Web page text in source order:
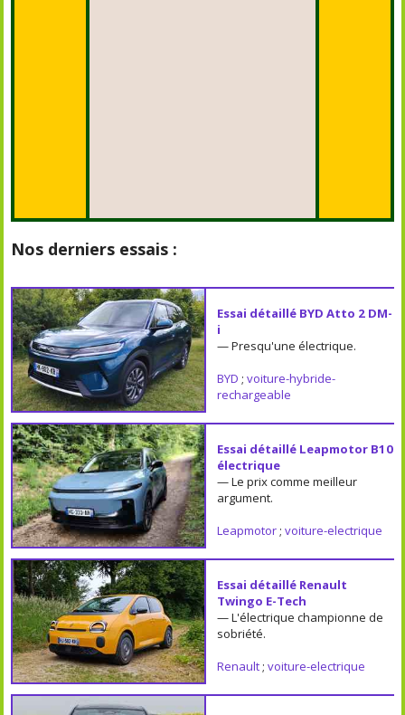
Nos derniers essais :
Essai détaillé BYD Atto 2 DM-
i
— Presqu'une électrique.
BYD ; voiture-hybride-
rechargeable
Essai détaillé Leapmotor B10
électrique
— Le prix comme meilleur
argument.
Leapmotor; voiture-electrique
Essai détaillé Renault
Twingo E-Tech
— L'électrique championne de
sobriété.
Renault; voiture-electrique